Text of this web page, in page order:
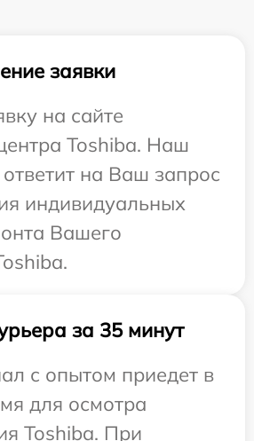
заявки
на сайте
Toshiba. Наш
ответит на Ваш запрос
индивидуальных
Вашего
за 35 минут
с опытом приедет в
для осмотра
Toshiba. При